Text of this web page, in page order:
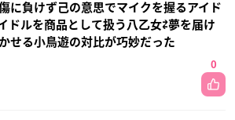
に負けず己の意思でマイクを握るアイド
ドルを商品として扱う八乙女⇄夢を届け
せる小鳥遊の対比が巧妙だった
0